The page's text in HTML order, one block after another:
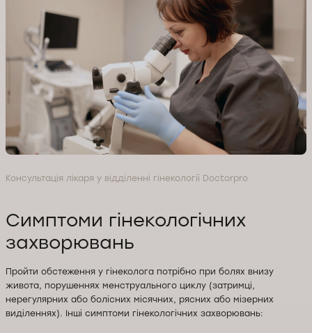
Консультація лікаря у відділенні гінекології Doctorpro
Симптоми гінекологічних
захворювань
Пройти обстеження у гінеколога потрібно при болях внизу
живота, порушеннях менструального циклу (затримці,
нерегулярних або болісних місячних, рясних або мізерних
виділеннях). Інші симптоми гінекологічних захворювань: